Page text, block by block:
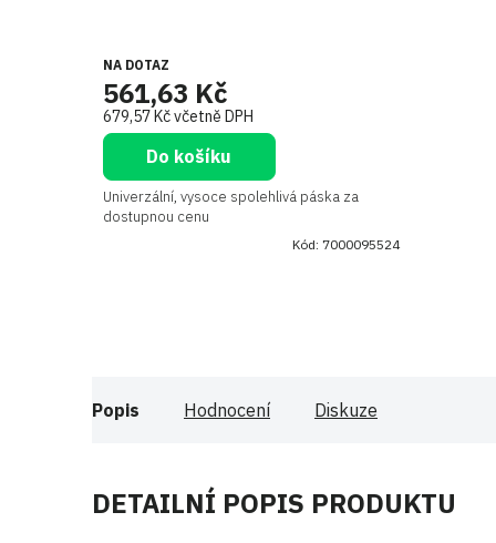
NA DOTAZ
679,57 Kč včetně DPH
561,63 Kč
Do košíku
Univerzální, vysoce spolehlivá páska za
dostupnou cenu
Kód: 7000095524
Popis Hodnocení Diskuze
DETAILNÍ POPIS PRODUKTU